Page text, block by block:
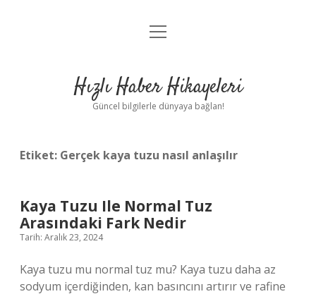
Anasayfa
Yasal Uyarı
menüyü
Hızlı Haber Hikayeleri
Güncel bilgilerle dünyaya bağlan!
Etiket: Gerçek kaya tuzu nasıl anlaşılır
Kaya Tuzu Ile Normal Tuz
Arasındaki Fark Nedir
Tarih: Aralık 23, 2024
Kaya tuzu mu normal tuz mu? Kaya tuzu daha az
sodyum içerdiğinden, kan basıncını artırır ve rafine